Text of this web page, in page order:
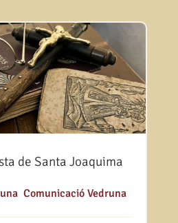
de Santa Joaquima
, Comunicació Vedruna